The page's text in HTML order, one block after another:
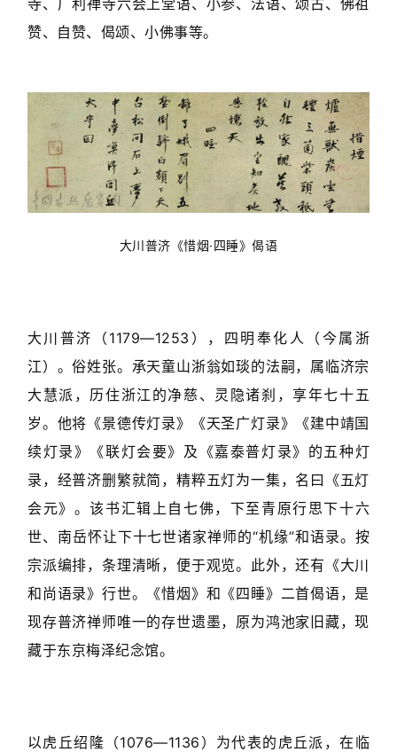
赞、自赞、偈颂、小佛事等。
大川普济《惜烟·四睡》偈语
大川普济（1179—1253），四明奉化人（今属浙
江）。俗姓张。承天童山浙翁如琰的法嗣，属临济宗
大慧派，历住浙江的净慈、灵隐诸刹，享年七十五
岁。他将《景德传灯录》《天圣广灯录》《建中靖国
续灯录》《联灯会要》及《嘉泰普灯录》的五种灯
录，经普济删繁就简，精粹五灯为一集，名曰《五灯
会元》。该书汇辑上自七佛，下至青原行思下十六
世、南岳怀让下十七世诸家禅师的“机缘”和语录。按
宗派编排，条理清晰，便于观览。此外，还有《大川
和尚语录》行世。《惜烟》和《四睡》二首偈语，是
现存普济禅师唯一的存世遗墨，原为鸿池家旧藏，现
藏于东京梅泽纪念馆。
以虎丘绍隆（1076—1136）为代表的虎丘派，在临